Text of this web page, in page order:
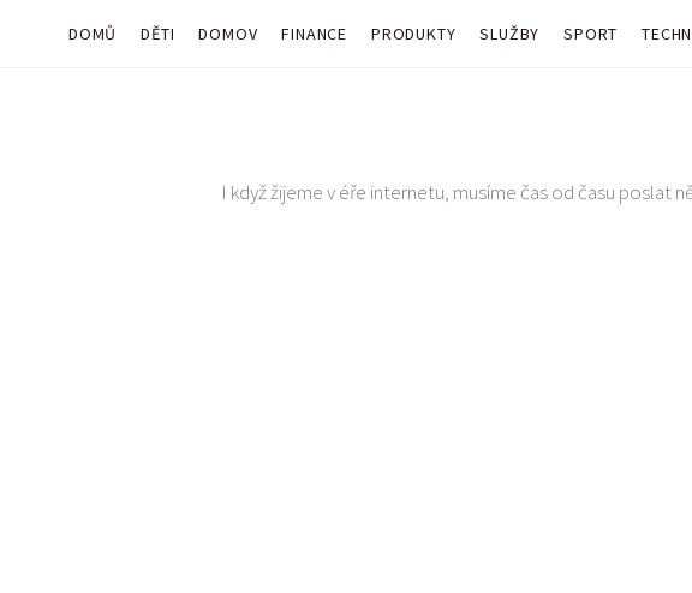
DOMŮ DĚTI DOMOV FINANCE PRODUKTY SLUŽBY SPORT
I když žijeme v éře internetu, musíme čas od času poslat